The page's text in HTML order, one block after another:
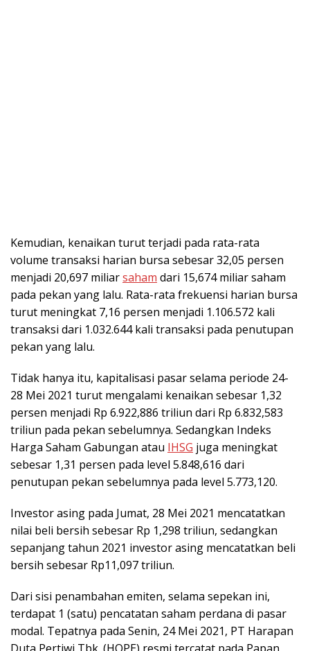
Kemudian, kenaikan turut terjadi pada rata-rata
volume transaksi harian bursa sebesar 32,05 persen
menjadi 20,697 miliarsaham dari 15,674 miliar saham
pada pekan yang lalu. Rata-rata frekuensi harian bursa
turut meningkat 7,16 persen menjadi 1.106.572 kali
transaksi dari 1.032.644 kali transaksi pada penutupan
pekan yang lalu.
Tidak hanya itu, kapitalisasi pasar selama periode 24-
28 Mei 2021 turut mengalami kenaikan sebesar 1,32
persen menjadi Rp 6.922,886 triliun dari Rp 6.832,583
triliun pada pekan sebelumnya. Sedangkan Indeks
Harga Saham Gabungan atau IHSG juga meningkat
sebesar 1,31 persen pada level 5.848,616 dari
penutupan pekan sebelumnya pada level 5.773,120.
Investor asing pada Jumat, 28 Mei 2021 mencatatkan
nilai beli bersih sebesar Rp 1,298 triliun, sedangkan
sepanjang tahun 2021 investor asing mencatatkan beli
bersih sebesar Rp11,097 triliun.
Dari sisi penambahan emiten, selama sepekan ini,
terdapat 1 (satu) pencatatan saham perdana di pasar
modal. Tepatnya pada Senin, 24 Mei 2021, PT Harapan